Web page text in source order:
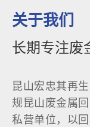
关于我们
长期专注废
昆山宏忠其再
规昆山废金属
私营单位，以